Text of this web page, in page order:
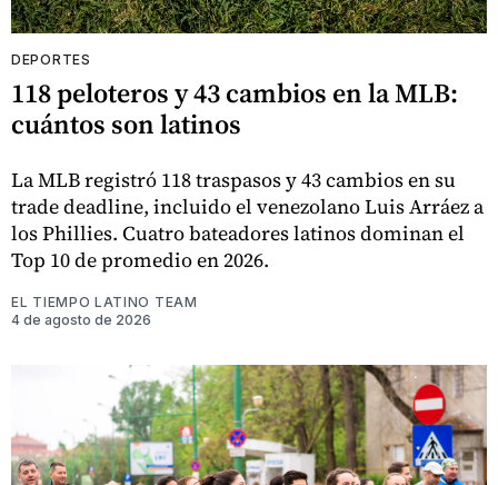
DEPORTES
118 peloteros y 43 cambios en la MLB:
cuántos son latinos
La MLB registró 118 traspasos y 43 cambios en su
trade deadline, incluido el venezolano Luis Arráez a
los Phillies. Cuatro bateadores latinos dominan el
Top 10 de promedio en 2026.
EL TIEMPO LATINO TEAM
4 de agosto de 2026